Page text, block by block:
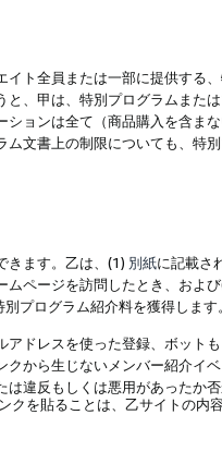
ト全員または一部に提供する
、甲は、特別プログラムまた
ョンは全て（商品購入を含ま
文書上の制限についても、特
きます。乙は、(1) 別紙に記載さ
ページを訪問したとき、およ
プログラム紹介料を獲得します。
ドレスを使った登録、ボット
から生じないメンバー紹介イ
違反もしくは悪用があったか否
クを貼ることは、乙サイトの内